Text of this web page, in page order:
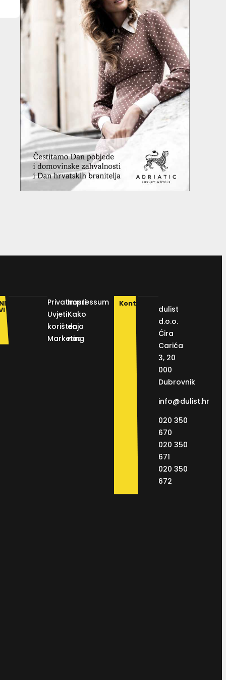
Privatnosti
Uvjeti
korištenja
Marketing
Impressum
Kako
do
nas
Kontakt
dulist
d.o.o.
Ćira
Carića
3, 20
000
Dubrovnik
info@dulist.hr
020 350
670
020 350
671
020 350
672